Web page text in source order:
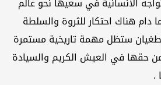
دام هناك احتكار للثروة والسلطة
ستظل مهمة تاريخية مستمرة
حقها في العيش الكريم والسيادة
.